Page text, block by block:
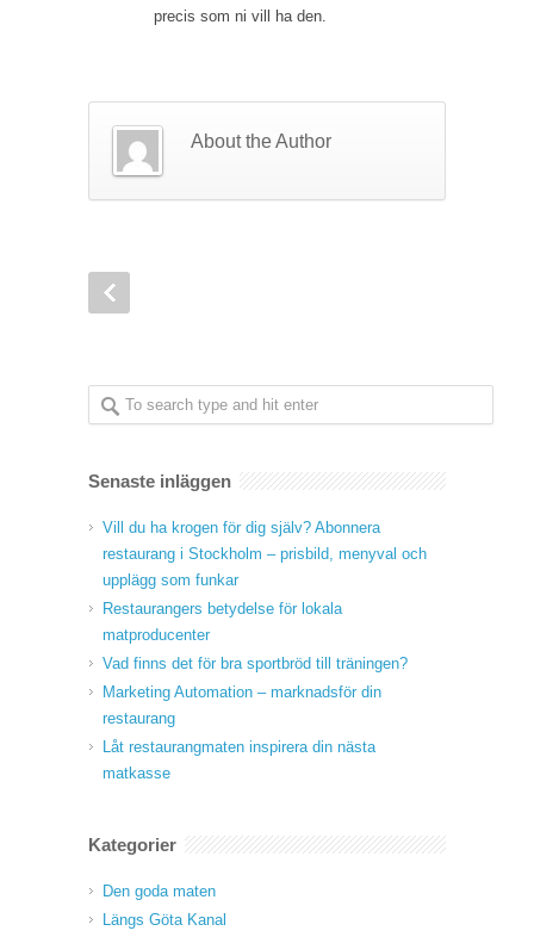
precis som ni vill ha den.
About the Author
Senaste inläggen
Vill du ha krogen för dig själv? Abonnera
restaurang i Stockholm – prisbild, menyval och
upplägg som funkar
Restaurangers betydelse för lokala
matproducenter
Vad finns det för bra sportbröd till träningen?
Marketing Automation – marknadsför din
restaurang
Låt restaurangmaten inspirera din nästa
matkasse
Kategorier
Den goda maten
Längs Göta Kanal